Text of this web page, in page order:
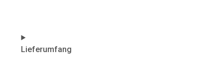
Lieferumfang